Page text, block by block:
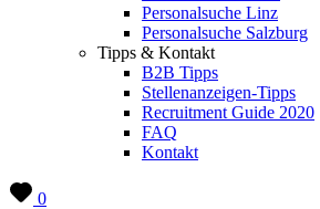
Personalsuche Linz
Personalsuche Salzburg
Tipps & Kontakt
B2B Tipps
Stellenanzeigen-Tipps
Recruitment Guide 2020
FAQ
Kontakt
0